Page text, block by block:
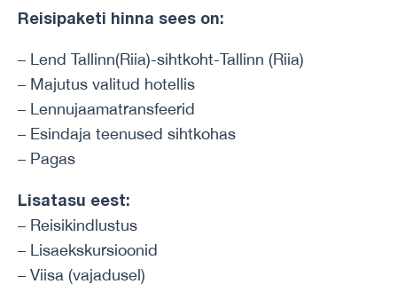
Reisipaketi hinna sees on:
– Lend Tallinn(Riia)-sihtkoht-Tallinn (Riia)
– Majutus valitud hotellis
– Lennujaamatransfeerid
– Esindaja teenused sihtkohas
– Pagas
Lisatasu eest:
– Reisikindlustus
– Lisaekskursioonid
– Viisa (vajadusel)